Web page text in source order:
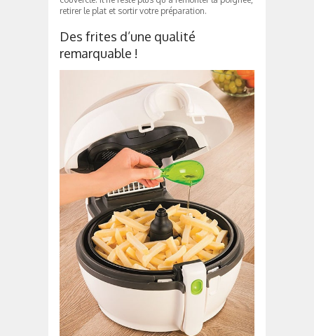
retirer le plat et sortir votre préparation.
Des frites d’une qualité
remarquable !